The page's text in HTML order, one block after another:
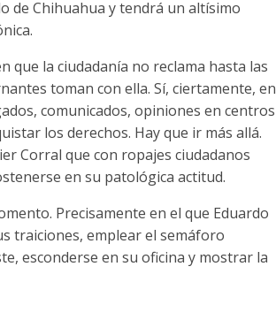
de Chihuahua y tendrá un altísimo
que la ciudadanía no reclama hasta las
toman con ella. Sí, ciertamente, en
comunicados, opiniones en centros
los derechos. Hay que ir más allá.
Corral que con ropajes ciudadanos
en su patológica actitud.
Precisamente en el que Eduardo
traiciones, emplear el semáforo
esconderse en su oficina y mostrar la